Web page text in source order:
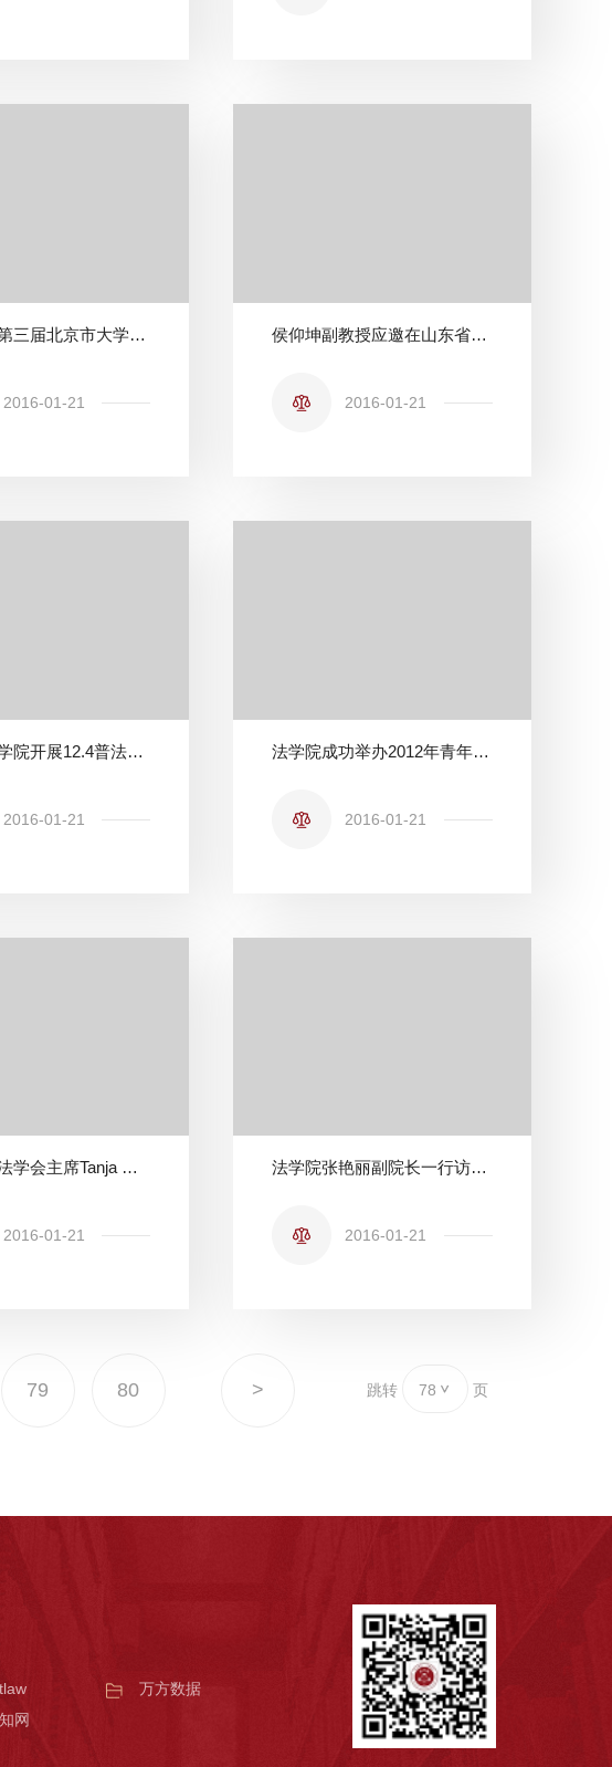
法学院在第三届北京市大学生模拟法庭大赛中初战告捷
2016-01-21
侯仰坤副教授应邀在山东省菏泽市做知识产权讲座
2016-01-21
北理工法学院开展12.4普法宣传活动
2016-01-21
法学院成功举办2012年青年教师基本功比赛
2016-01-21
国际空间法学会主席Tanja Masson-Zwaan访问我校法学院并作学术报告
2016-01-21
法学院张艳丽副院长一行访问香港、澳门大学之一
2016-01-21
79 80 > 跳转 78 页
万方数据
网